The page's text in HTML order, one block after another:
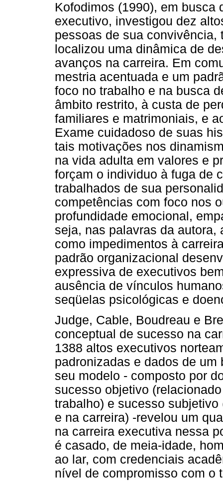
Kofodimos (1990), em busca
executivo, investigou dez
pessoas de sua convivência,
localizou uma dinâmica de
avanços na carreira. Em
mestria acentuada e um
foco no trabalho e na busca
âmbito restrito, à custa de
familiares e matrimoniais, e
Exame cuidadoso de suas
tais motivações nos
na vida adulta em valores e
forçam o individuo à fuga de
trabalhados de sua
competências com foco nos
profundidade emocional,
seja, nas palavras da
como impedimentos à
padrão organizacional
expressiva de executivos
ausência de vínculos
seqüelas psicológicas e
Judge, Cable, Boudreau e
conceptual de sucesso na
1388 altos executivos
padronizadas e dados de
seu modelo - composto por
sucesso objetivo
trabalho) e sucesso
e na carreira) -revelou um
na carreira executiva nessa
é casado, de meia-idade,
ao lar, com credenciais
nível de compromisso com o